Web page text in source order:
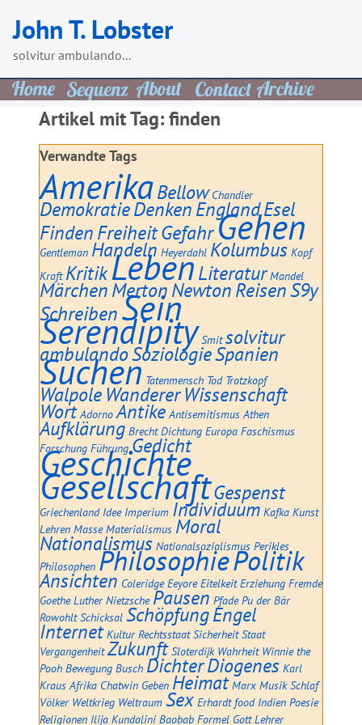
content
John T. Lobster
solvitur ambulando...
Artikel mit Tag:finden
Verwandte Tags
AmerikaBellow Chandler
DemokratieDenkenEnglandEsel
FindenFreiheitGefahrGehen
Gentleman Handeln Heyerdahl Kolumbus Kopf
Kraft KritikLebenLiteratur Mandel
MärchenMertonNewtonReisenS9y
SchreibenSein
Serendipity Smit solvitur
ambulandoSoziologieSpanien
Suchen Tatenmensch Tod Trotzkopf
WalpoleWandererWissenschaft
Wort Adorno Antike Antisemitismus Athen
Aufklärung Brecht Dichtung Europa Faschismus
Forschung Führung Gedicht
Geschichte
GesellschaftGespenst
Griechenland Idee Imperium Individuum Kafka Kunst
Lehren Masse Materialismus Moral
Nationalismus Nationalsozialismus Perikles
Philosophen PhilosophiePolitik
Ansichten Coleridge Eeyore Eitelkeit Erziehung Fremde
Goethe Luther Nietzsche Pausen Pfade Pu der Bär
Rowohlt Schicksal SchöpfungEngel
Internet Kultur Rechtsstaat Sicherheit Staat
Vergangenheit Zukunft Sloterdijk Wahrheit Winnie the
Pooh Bewegung Busch DichterDiogenes Karl
Kraus Afrika Chatwin Geben Heimat Marx Musik Schlaf
Völker Weltkrieg Weltraum Sex Erhardt food Indien Poesie
Religionen Ilija Kundalini Baobab Formel Gott Lehrer